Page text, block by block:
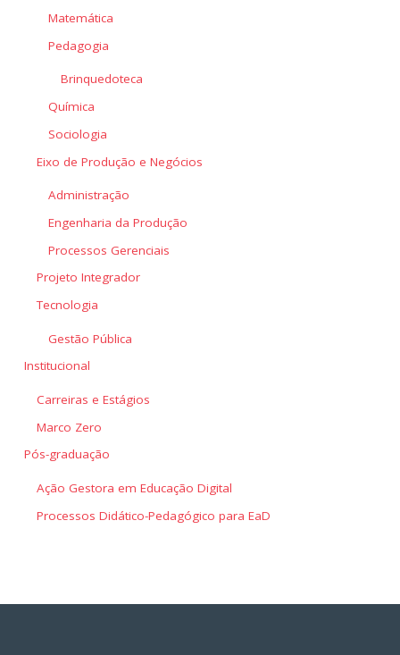
Matemática
Pedagogia
Brinquedoteca
Química
Sociologia
Eixo de Produção e Negócios
Administração
Engenharia da Produção
Processos Gerenciais
Projeto Integrador
Tecnologia
Gestão Pública
Institucional
Carreiras e Estágios
Marco Zero
Pós-graduação
Ação Gestora em Educação Digital
Processos Didático-Pedagógico para EaD